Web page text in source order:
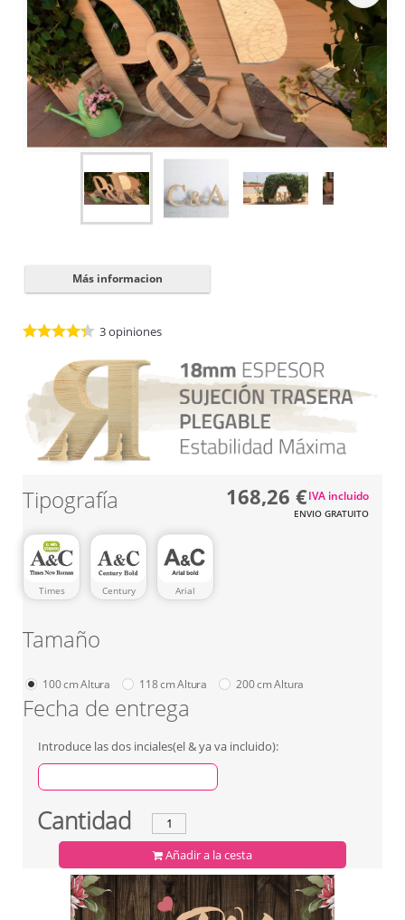
Cerrar
Más informacion
3opiniones
Tipografía
Times Century Arial
Tamaño
100 cm Altura 118 cm Altura 200 cm Altura
Fecha de entrega
Introduce las dos inciales(el & ya va incluido):
Cantidad
168,26 €
ENVIO GRATUITO
IVA incluido
Añadir a la cesta